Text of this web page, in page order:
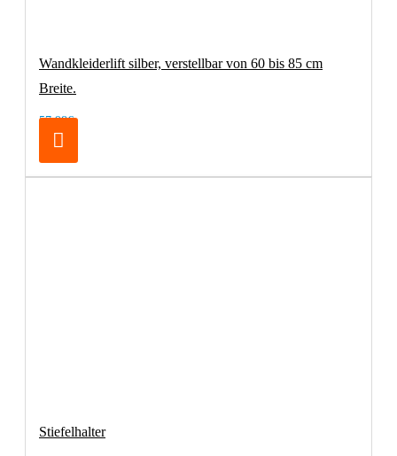
Wandkleiderlift silber, verstellbar von 60 bis 85 cm
Breite.
57,98€
Stiefelhalter